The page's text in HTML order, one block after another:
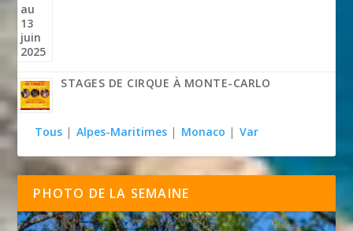
STAGES DE CIRQUE À MONTE-CARLO
Tous | Alpes-Maritimes | Monaco | Var
PHOTO DE LA SEMAINE